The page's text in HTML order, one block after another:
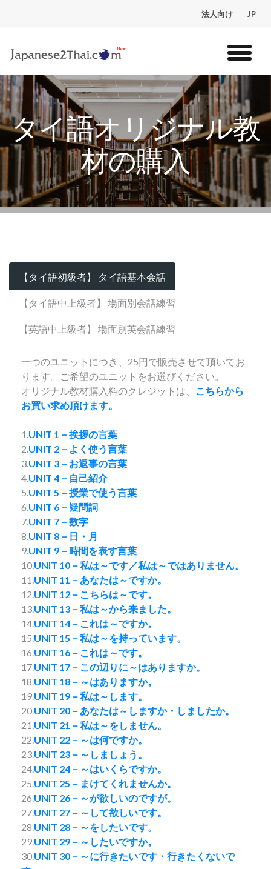
法人向け JP
トップ
サービス
コンテンツ
講師紹介
お申込流れ
ログイン
タイ語オリジナル教
材の購入
【タイ語初級者】 タイ語基本会話
【タイ語中上級者】 場面別会話練習
【英語中上級者】 場面別英会話練習
一つのユニットにつき、25円で販売させて頂いてお
ります。ご希望のユニットをお選びください。
オリジナル教材購入料のクレジットは、 こちらから
お買い求め頂けます。
1.UNIT 1－挨拶の言葉
2.UNIT 2－よく使う言葉
3.UNIT 3－お返事の言葉
4.UNIT 4－自己紹介
5.UNIT 5－授業で使う言葉
6.UNIT 6－疑問詞
7.UNIT 7－数字
8.UNIT 8－日・月
9.UNIT 9－時間を表す言葉
10.UNIT 10－私は～です／私は～ではありません。
11.UNIT 11－あなたは～ですか。
12.UNIT 12－こちらは～です。
13.UNIT 13－私は～から来ました。
14.UNIT 14－これは～ですか。
15.UNIT 15－私は～を持っています。
16.UNIT 16－これは～です。
17.UNIT 17－この辺りに～はありますか。
18.UNIT 18－～はありますか。
19.UNIT 19－私は～します。
20.UNIT 20－あなたは～しますか・しましたか。
21.UNIT 21－私は～をしません。
22.UNIT 22－～は何ですか。
23.UNIT 23－～しましょう。
24.UNIT 24－～はいくらですか。
25.UNIT 25－まけてくれませんか。
26.UNIT 26－～が欲しいのですが。
27.UNIT 27－～して欲しいです。
28.UNIT 28－～をしたいです。
29.UNIT 29－～したいですか。
30.UNIT 30－～に行きたいです・行きたくないで